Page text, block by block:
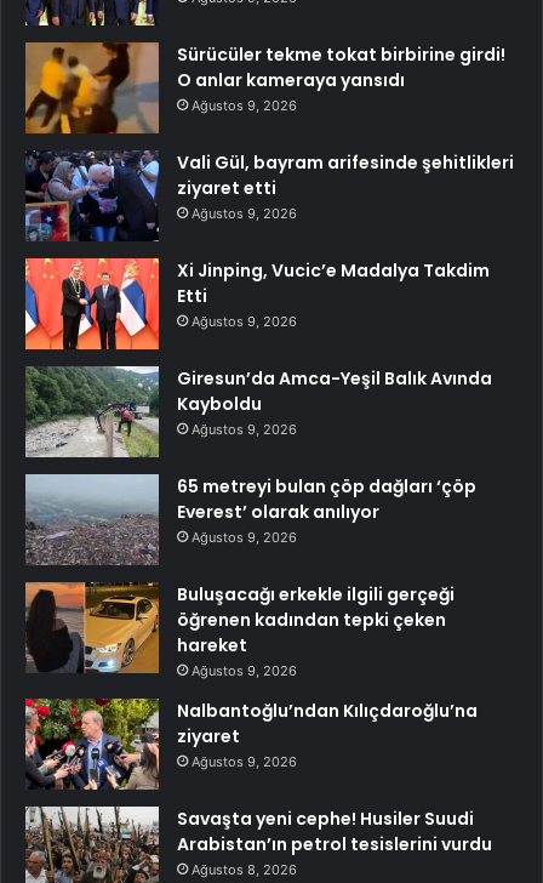
Sürücüler tekme tokat birbirine girdi!
O anlar kameraya yansıdı
Ağustos 9, 2026
Vali Gül, bayram arifesinde şehitlikleri
ziyaret etti
Ağustos 9, 2026
Xi Jinping, Vucic’e Madalya Takdim
Etti
Ağustos 9, 2026
Giresun’da Amca-Yeşil Balık Avında
Kayboldu
Ağustos 9, 2026
65 metreyi bulan çöp dağları ‘çöp
Everest’ olarak anılıyor
Ağustos 9, 2026
Buluşacağı erkekle ilgili gerçeği
öğrenen kadından tepki çeken
hareket
Ağustos 9, 2026
Nalbantoğlu’ndan Kılıçdaroğlu’na
ziyaret
Ağustos 9, 2026
Savaşta yeni cephe! Husiler Suudi
Arabistan’ın petrol tesislerini vurdu
Ağustos 8, 2026